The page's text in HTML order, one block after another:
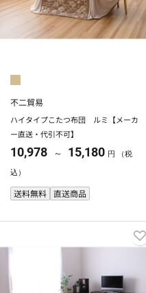
不二貿易
ハイタイプこたつ布団 ルミ【メーカ
ー直送・代引不可】
10,978 ～ 15,180 円 （税
込）
送料無料 直送商品